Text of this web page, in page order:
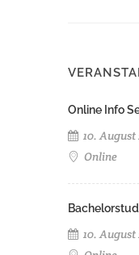
Online Info
10. August
Online
10. August